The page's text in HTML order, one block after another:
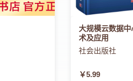
大规模云数据
术及应用
社会出版社
￥5.99